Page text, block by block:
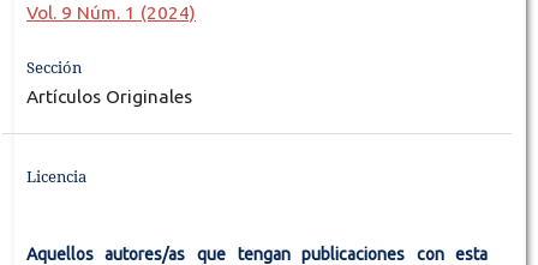
Vol. 9 Núm. 1 (2024)
Sección
Artículos Originales
Licencia
Aquellos autores/as que tengan publicaciones con esta